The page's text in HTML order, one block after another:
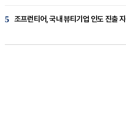
5 조프런티어, 국내 뷰티기업 인도 진출